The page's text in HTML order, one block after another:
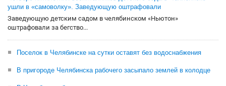
ушли в «самоволку». Заведующую оштрафовали
Заведующую детским садом в челябинском «Ньютон»
оштрафовали за бегство...
Поселок в Челябинске на сутки оставят без водоснабжения
В пригороде Челябинска рабочего засыпало землей в колодце